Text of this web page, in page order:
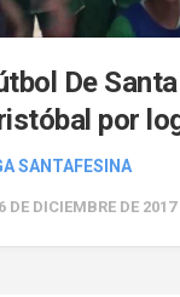
De
por
SANTAFESINA
DE DICIEMBRE DE 2017